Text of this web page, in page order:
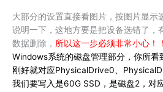
大部分的设置直接看图片，按图片显示
说明一下，这地方要是把设备选错了，
数据删除， 所以这一步必须非常小心！！
Windows系统的磁盘管理部分，你所看
刚好就对应PhysicalDrive0、
我们要写入是60G SSD，是磁盘2，对